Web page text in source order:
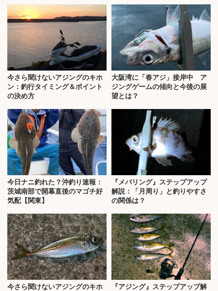
今さら聞けないアジングのキホ
ン：釣行タイミング＆ポイント
の決め方
大阪湾に「春アジ」接岸中 ア
ジングゲームの傾向と今後の展
望とは？
今日ナニ釣れた？沖釣り速報：
茨城南部で開幕直後のマゴチ好
気配【関東】
『メバリング』ステップアップ
解説：「月周り」と釣りやすさ
の関係は？
今さら聞けないアジングのキホ
『アジング』ステップアップ解